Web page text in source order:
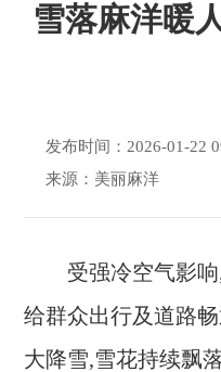
雪落麻洋暖
发布时间：2026-01-22
来源：美丽麻洋
受强冷空气影
给群众出行及道路
大降雪,雪花持续飘